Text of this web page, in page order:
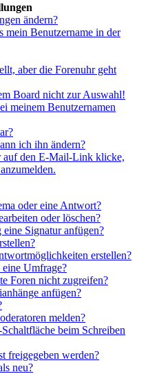
ändern?
mein Benutzername in der
aber die Forenuhr geht
Board nicht zur Auswahl!
meinem Benutzernamen
ich ihn ändern?
auf den E-Mail-Link klicke,
oder eine Antwort?
oder löschen?
Signatur anfügen?
erstellen?
Umfrage?
Foren nicht zugreifen?
anfügen?
melden?
beim Schreiben
freigegeben werden?
neu?